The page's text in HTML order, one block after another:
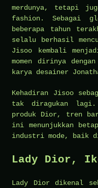
merdunya, tetapi
fashion. Sebagai
beberapa tahun
selalu berhasil
Jisoo kembali
momen dirinya
karya desainer
Kehadiran Jisoo
tak diragukan lagi.
produk Dior, tren
ini menunjukkan
industri mode, baik
Lady Dior,
Lady Dior dikenal